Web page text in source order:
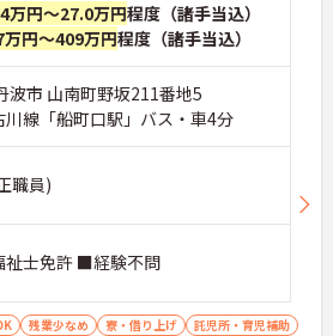
万円～27.0万円程度（諸手当込）
万円～409万円程度（諸手当込）
波市 山南町野坂211番地5
川線「船町口駅」バス・車4分
職員)
士免許 ■経験不問
残業少なめ 寮・借り上げ
託児所・育児補助